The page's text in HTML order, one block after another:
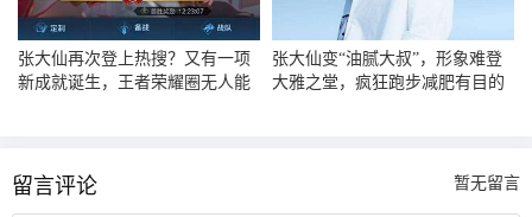
张大仙再次登上热搜？又有一项
新成就诞生，王者荣耀圈无人能
张大仙变“油腻大叔”，形象难登
大雅之堂，疯狂跑步减肥有目的
留言评论 暂无留言